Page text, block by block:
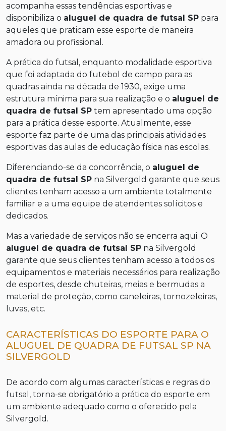
acompanha essas tendências esportivas e
disponibiliza o aluguel de quadra de futsal SP para
aqueles que praticam esse esporte de maneira
amadora ou profissional.
A prática do futsal, enquanto modalidade esportiva
que foi adaptada do futebol de campo para as
quadras ainda na década de 1930, exige uma
estrutura mínima para sua realização e o aluguel de
quadra de futsal SP tem apresentado uma opção
para a prática desse esporte. Atualmente, esse
esporte faz parte de uma das principais atividades
esportivas das aulas de educação física nas escolas.
Diferenciando-se da concorrência, o aluguel de
quadra de futsal SP na Silvergold garante que seus
clientes tenham acesso a um ambiente totalmente
familiar e a uma equipe de atendentes solícitos e
dedicados.
Mas a variedade de serviços não se encerra aqui. O
aluguel de quadra de futsal SP na Silvergold
garante que seus clientes tenham acesso a todos os
equipamentos e materiais necessários para realização
de esportes, desde chuteiras, meias e bermudas a
material de proteção, como caneleiras, tornozeleiras,
luvas, etc.
CARACTERÍSTICAS DO ESPORTE PARA O
ALUGUEL DE QUADRA DE FUTSAL SP NA
SILVERGOLD
De acordo com algumas características e regras do
futsal, torna-se obrigatório a prática do esporte em
um ambiente adequado como o oferecido pela
Silvergold.